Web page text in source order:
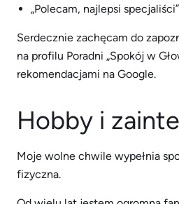
„Polecam, najlepsi
Serdecznie zachęcam do
na profilu Poradni „Spokój w
rekomendacjami na Google.
Hobby i
Moje wolne chwile wypełnia
fizyczna.